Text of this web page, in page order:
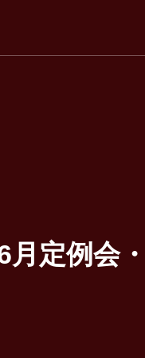
月定例会